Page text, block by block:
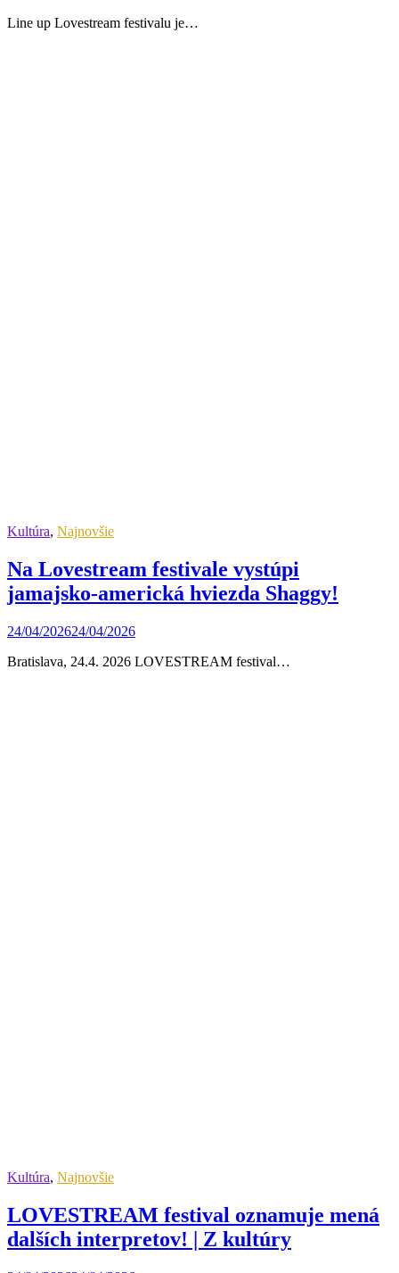
Line up Lovestream festivalu je…
Kultúra, Najnovšie
Na Lovestream festivale vystúpi
jamajsko-americká hviezda Shaggy!
24/04/202624/04/2026
Bratislava, 24.4. 2026 LOVESTREAM festival…
Kultúra, Najnovšie
LOVESTREAM festival oznamuje mená
dalších interpretov! | Z kultúry